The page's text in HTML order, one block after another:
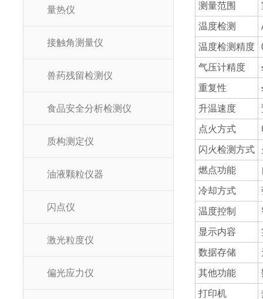
量热仪
接触角测量仪
兽药残留检测仪
食品安全分析检测仪
质构测定仪
油液颗粒仪器
闪点仪
激光粒度仪
偏光应力仪
测量范围
温度检测
温度检测精度
气压计精度
重复性
升温速度
点火方式
闪火检测方式
燃点功能
冷却方式
温度控制
显示内容
数据存储
其他功能
打印机